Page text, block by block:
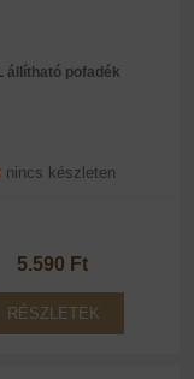
állítható pofadék
nincs készleten
5.590 Ft
RÉSZLETEK